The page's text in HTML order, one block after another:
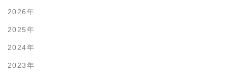
2026年
2025年
2024年
2023年